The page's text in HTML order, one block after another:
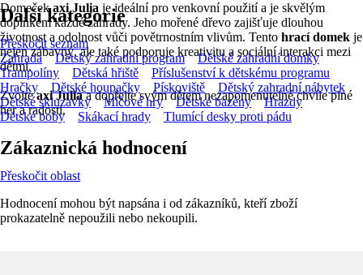
Domečekaxi Julia je ideální pro venkovní použití a je skvělým
doplňkem každé zahrady. Jeho mořené dřevo zajišťuje dlouhou
životnost a odolnost vůči povětrnostním vlivům. Tento hrací domek je
nejen zábavný, ale také podporuje kreativitu a sociální interakci mezi
dětmi.
Zvolteaxi Juliaa dopřejte svým dětem nezapomenutelné chvíle plné
her a radosti.
Další kategorie
Přeskočit seznam
Zahrada
Dětský zahradní program
Dětské zahradní domky
Trampolíny
Dětská hřiště
Příslušenství k dětskému programu
Hračky
Dětské houpačky Pískoviště
Dětský zahradní nábytek
Dětské skluzavky
Míčové hry Dětské bazény
Hrazdy
Dětské boby
Skákací hrady Tlumící desky proti pádu
Zákaznická hodnocení
Přeskočit oblast
Hodnocení mohou být napsána i od zákazníků, kteří zboží
prokazatelně nepoužili nebo nekoupili.